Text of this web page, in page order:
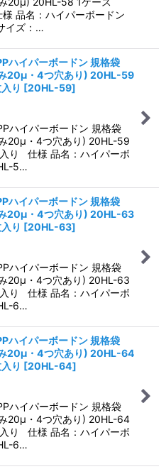
品名：ハイパーボードン
イズ：…
ハイパーボードン 規格袋
20μ・4つ穴あり) 20HL-59
り [20HL-59]
ハイパーボードン 規格袋
20μ・4つ穴あり) 20HL-59
り 仕様 品名：ハイパーボ
5…
ハイパーボードン 規格袋
20μ・4つ穴あり) 20HL-63
り [20HL-63]
ハイパーボードン 規格袋
20μ・4つ穴あり) 20HL-63
り 仕様 品名：ハイパーボ
6…
ハイパーボードン 規格袋
20μ・4つ穴あり) 20HL-64
り [20HL-64]
ハイパーボードン 規格袋
20μ・4つ穴あり) 20HL-64
り 仕様 品名：ハイパーボ
6…